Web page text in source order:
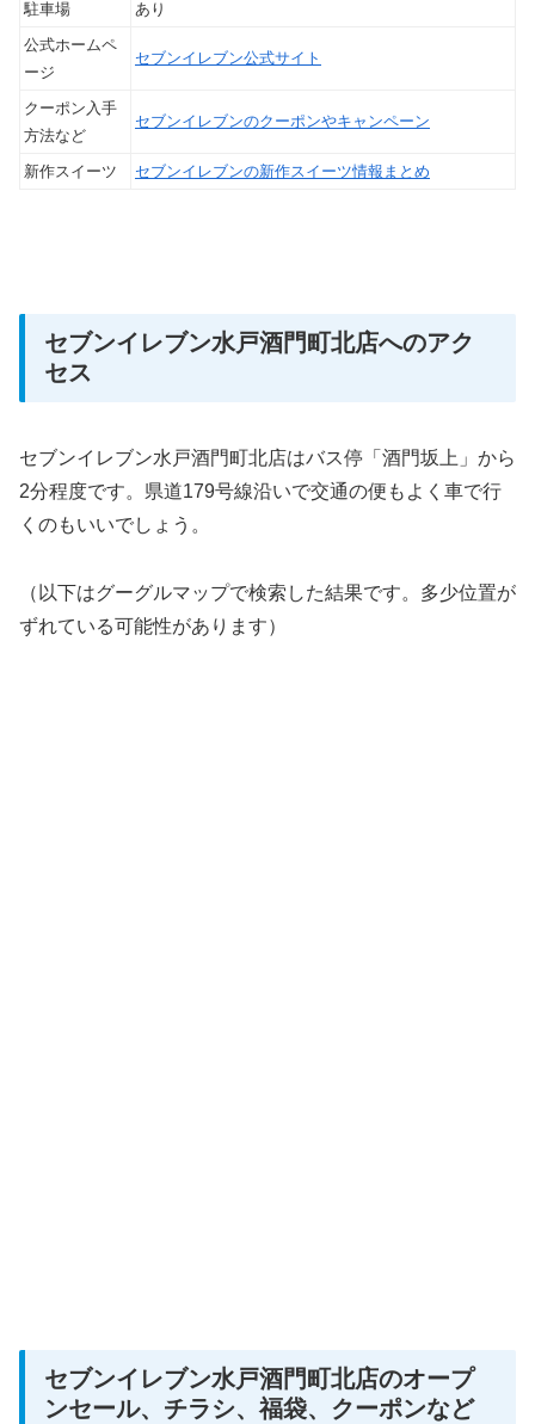
駐車場
あり
公式ホームペ
ージ
セブンイレブン公式サイト
クーポン入手
方法など
セブンイレブンのクーポンやキャンペーン
新作スイーツ セブンイレブンの新作スイーツ情報まとめ
セブンイレブン水戸酒門町北店へのアク
セス
セブンイレブン水戸酒門町北店はバス停「酒門坂上」から
2分程度です。県道179号線沿いで交通の便もよく車で行
くのもいいでしょう。
（以下はグーグルマップで検索した結果です。多少位置が
ずれている可能性があります）
セブンイレブン水戸酒門町北店のオープ
ンセール、チラシ、福袋、クーポンなど